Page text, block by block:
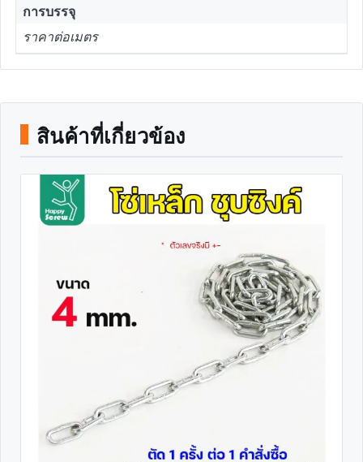
การบรรจุ
ราคาต่อเมตร
สินค้าที่เกี่ยวข้อง